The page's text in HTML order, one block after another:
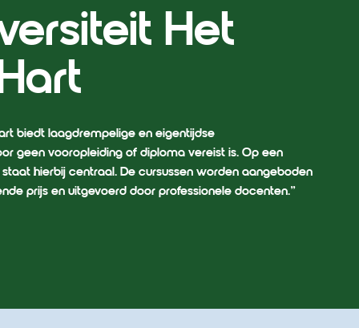
Het
biedt laagdrempelige en eigentijdse
geen vooropleiding of diploma vereist is. Op een
hierbij centraal. De cursussen worden aangeboden
prijs en uitgevoerd door professionele docenten.”